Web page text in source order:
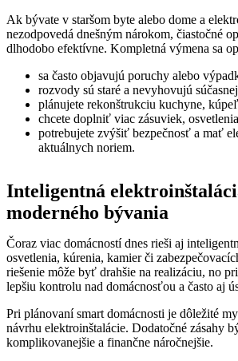
Ak bývate v staršom byte alebo dome a
nezodpovedá dnešným nárokom, čiastočné
dlhodobo efektívne. Kompletná výmena sa
sa často objavujú poruchy alebo
rozvody sú staré a nevyhovujú
plánujete rekonštrukciu kuchyne,
chcete doplniť viac zásuviek,
potrebujete zvýšiť bezpečnosť a mať
aktuálnych noriem.
Inteligentná
moderného bývania
Čoraz viac domácností dnes rieši aj
osvetlenia, kúrenia, kamier či
riešenie môže byť drahšie na realizáciu, no
lepšiu kontrolu nad domácnosťou a často aj
Pri plánovaní smart domácnosti je dôležité
návrhu elektroinštalácie. Dodatočné zásahy
komplikovanejšie a finančne náročnejšie.